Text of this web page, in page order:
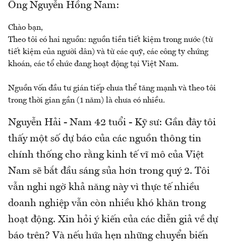
Ông Nguyễn Hồng Nam:
Chào bạn,
Theo tôi có hai nguồn: nguồn tiền tiết kiệm trong nước (từ
tiết kiệm của người dân) và từ các quỹ, các công ty chứng
khoán, các tổ chức đang hoạt động tại Việt Nam.
Nguồn vốn đầu tư gián tiếp chưa thể tăng mạnh và theo tôi
trong thời gian gần (1 năm) là chưa có nhiều.
Nguyễn Hải - Nam 42 tuổi - Kỹ sư: Gần đây tôi
thấy một số dự báo của các nguồn thông tin
chính thống cho rằng kinh tế vĩ mô của Việt
Nam sẽ bắt đầu sáng sủa hơn trong quý 2. Tôi
vẫn nghi ngờ khả năng này vì thực tế nhiều
doanh nghiệp vẫn còn nhiều khó khăn trong
hoạt động. Xin hỏi ý kiến của các diễn giả về dự
báo trên? Và nếu hứa hẹn những chuyển biến